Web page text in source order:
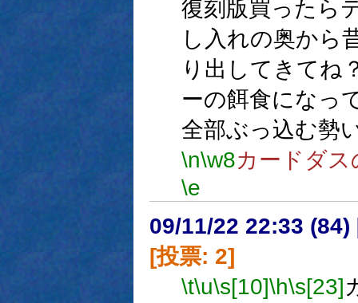
復刻版買ったら
し入れの奥から
り出してきてね
ーの餌食になっ
全部ぶっ込む勢
\n\w8カードダ
\e
09/11/22 22:33 (84)
[投票: 2]
\t\u\s[10]\h\s[23]